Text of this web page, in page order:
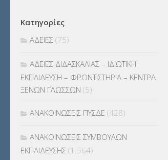
Κατηγορίες
ΑΔΕΙΕΣ (75)
ΑΔΕΙΕΣ ΔΙΔΑΣΚΑΛΙΑΣ – ΙΔΙΩΤΙΚΗ
ΕΚΠΑΙΔΕΥΣΗ – ΦΡΟΝΤΙΣΤΗΡΙΑ – ΚΕΝΤΡΑ
ΞΕΝΩΝ ΓΛΩΣΣΩΝ (5)
ΑΝΑΚΟΙΝΩΣΕΙΣ ΠΥΣΔΕ (428)
ΑΝΑΚΟΙΝΩΣΕΙΣ ΣΥΜΒΟΥΛΩΝ
ΕΚΠΑΙΔΕΥΣΗΣ (1.564)